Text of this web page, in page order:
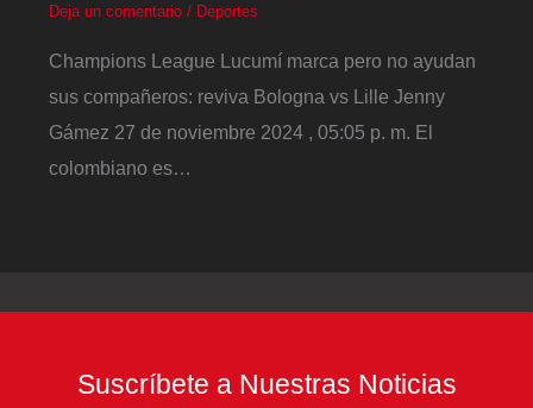
Deja un comentario / Deportes
Champions League Lucumí marca pero no ayudan
sus compañeros: reviva Bologna vs Lille Jenny
Gámez 27 de noviembre 2024 , 05:05 p. m. El
colombiano es…
Suscríbete a Nuestras Noticias